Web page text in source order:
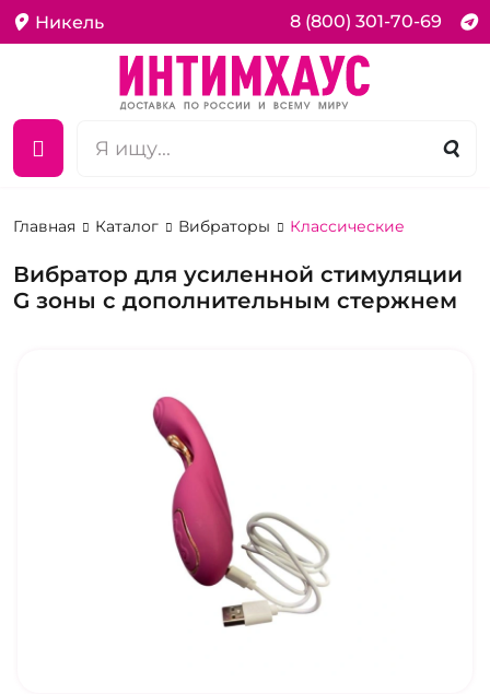
Никель 8 (800) 301-70-69
Главная Каталог Вибраторы Классические
Вибратор для усиленной стимуляции
G зоны с дополнительным стержнем